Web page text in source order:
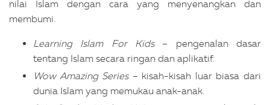
nilai Islam dengan cara yang menyenangkan dan
membumi.
Learning Islam For Kids– pengenalan dasar
tentang Islam secara ringan dan aplikatif.
Wow Amazing Series– kisah-kisah luar biasa dari
dunia Islam yang memukau anak-anak.